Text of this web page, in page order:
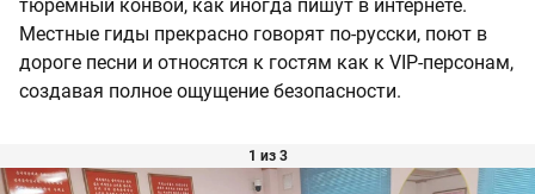
тюремный конвой, как иногда пишут в интернете.
Местные гиды прекрасно говорят по-русски, поют в
дороге песни и относятся к гостям как к VIP-персонам,
создавая полное ощущение безопасности.
1 из 3